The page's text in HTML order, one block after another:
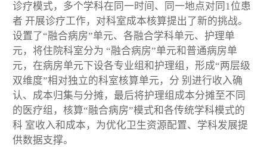
诊疗模式，多个学科在同一时间、同一地点对同1位患
者 开展诊疗工作，对科室成本核算提出了新的挑战。
设置了“融合病房”单元、各融合学科单元、护理单
元，将住院科室分为 “融合病房”单元和普通病房单
元，在病房单元下设各专业组和护理组，形成“两层级
双维度”相对独立的科室核算单元，分 别进行收入确
认、成本归集与分摊，最后将护理组成本分摊至不同
的医疗组，核算“融合病房”模式和各传统学科模式的
科 室收入和成本，为优化卫生资源配置、学科发展提
供数据支撑。